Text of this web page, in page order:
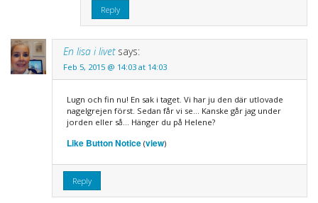
Reply
En lisa i livet says:
Feb 5, 2015 @ 14:03 at 14:03
Lugn och fin nu! En sak i taget. Vi har ju den där utlovade
nagelgrejen först. Sedan får vi se… Kanske går jag under
jorden eller så… Hänger du på Helene?
Like Button Notice(view)
Reply